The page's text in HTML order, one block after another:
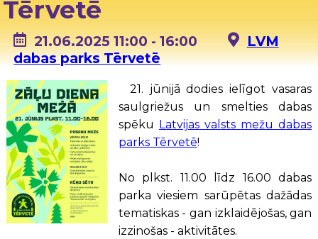
Tērvetē
21.06.2025 11:00 - 16:00
LVM
dabas parks Tērvetē
21. jūnijā dodies ielīgot vasaras
saulgriežus un smelties dabas
spēku
Latvijas valsts mežu dabas
parks Tērvetē!
No plkst. 11.00 līdz 16.00 dabas
parka viesiem sarūpētas dažādas
tematiskas - gan izklaidējošas, gan
izzinošas - aktivitātes.